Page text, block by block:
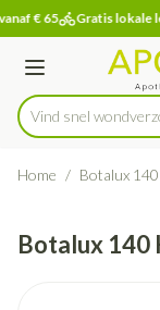
Ga naar de inhoud
1 van 1
€ 65 Gratis lokale
Menu
Product, merk,
Vind snel
Home / Botalux
Botalux 140